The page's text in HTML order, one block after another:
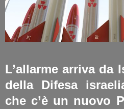
L’allarme arriva da
della Difesa
che c’è un nuovo